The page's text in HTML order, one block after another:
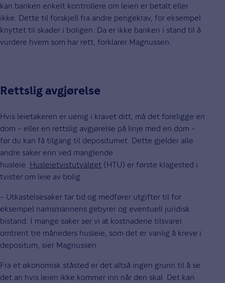
kan banken enkelt kontrollere om leien er betalt eller
ikke. Dette til forskjell fra andre pengekrav, for eksempel
knyttet til skader i boligen. Da er ikke banken i stand til å
vurdere hvem som har rett, forklarer Magnussen.
Rettslig avgjørelse
Hvis leietakeren er uenig i kravet ditt, må det foreligge en
dom – eller en rettslig avgjørelse på linje med en dom –
før du kan få tilgang til depositumet. Dette gjelder alle
andre saker enn ved manglende
husleie. Husleietvistutvalget (HTU) er første klagested i
tvister om leie av bolig.
– Utkastelsesaker tar tid og medfører utgifter til for
eksempel namsmannens gebyrer og eventuell juridisk
bistand. I mange saker ser vi at kostnadene tilsvarer
omtrent tre måneders husleie, som det er vanlig å kreve i
depositum, sier Magnussen.
Fra et økonomisk ståsted er det altså ingen grunn til å se
det an hvis leien ikke kommer inn når den skal. Det kan